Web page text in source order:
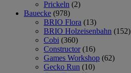
Prickeln (2)
Bauecke (978)
BRIO Flora (13)
BRIO Holzeisenbahn (152)
Cobi (360)
Constructor (16)
Games Workshop (62)
Gecko Run (10)